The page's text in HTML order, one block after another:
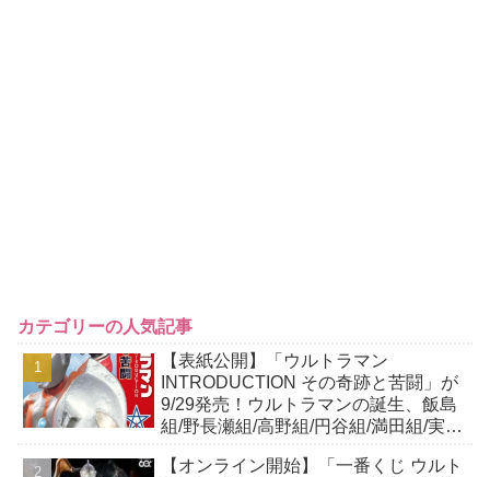
カテゴリーの人気記事
【表紙公開】「ウルトラマン
INTRODUCTION その奇跡と苦闘」が
9/29発売！ウルトラマンの誕生、飯島
組/野長瀬組/高野組/円谷組/満田組/実相
【オンライン開始】「一番くじ ウルト